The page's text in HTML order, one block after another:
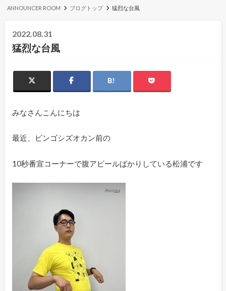
ANNOUNCER ROOM ブログトップ 猛烈な台風
2022.08.31
猛烈な台風
みなさんこんにちは
最近、ビンゴシズオカン前の
10秒番宣コーナーで腹アピールばかりしている松浦です